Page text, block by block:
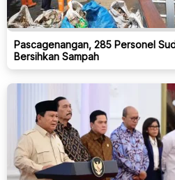
Pascagenangan, 285 Personel
Bersihkan Sampah